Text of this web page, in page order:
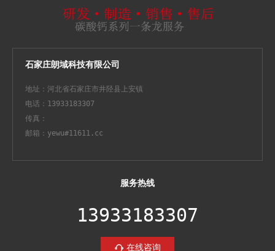
石家庄朗域科技有限公司
地址：河北省石家庄市井陉县上安镇
电话：13933183307
传真：
邮箱：yewu#11611.cc
服务热线
13933183307
在线咨询